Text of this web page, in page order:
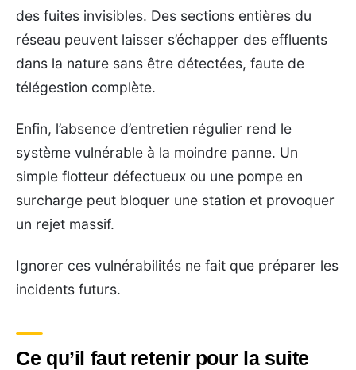
des fuites invisibles. Des sections entières du
réseau peuvent laisser s’échapper des effluents
dans la nature sans être détectées, faute de
télégestion complète.
Enfin, l’absence d’entretien régulier rend le
système vulnérable à la moindre panne. Un
simple flotteur défectueux ou une pompe en
surcharge peut bloquer une station et provoquer
un rejet massif.
Ignorer ces vulnérabilités ne fait que préparer les
incidents futurs.
Ce qu’il faut retenir pour la suite